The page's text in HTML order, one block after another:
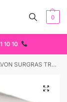
0
10 10
SURGRAS TRES DOUX KLORANE